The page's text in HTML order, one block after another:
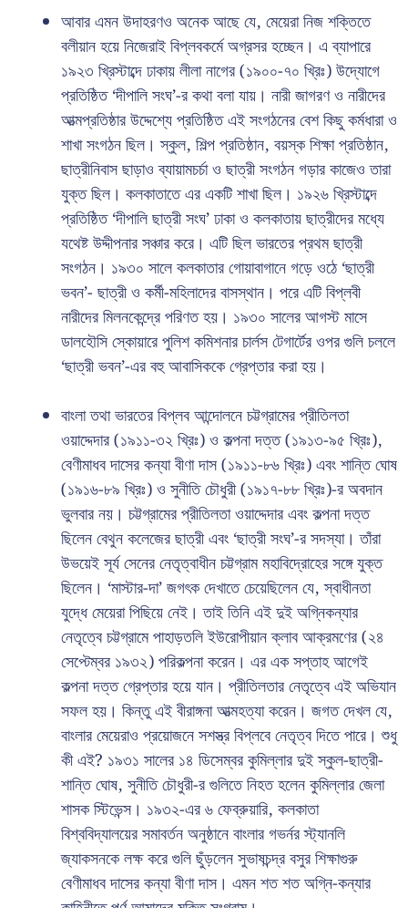
আবার এমন উদাহরণও অনেক আছে যে, মেয়েরা নিজ শক্তিতে
বলীয়ান হয়ে নিজেরাই বিপ্লবকর্মে অগ্রসর হচ্ছেন। এ ব্যাপারে
১৯২৩ খ্রিস্টাব্দে ঢাকায় লীলা নাগের (১৯০০-৭০ খ্রিঃ) উদ্যোগে
প্রতিষ্ঠিত ‘দীপালি সংঘ’-র কথা বলা যায়। নারী জাগরণ ও নারীদের
আত্মপ্রতিষ্ঠার উদ্দেশ্যে প্রতিষ্ঠিত এই সংগঠনের বেশ কিছু কর্মধারা ও
শাখা সংগঠন ছিল। স্কুল, শিল্প প্রতিষ্ঠান, বয়স্ক শিক্ষা প্রতিষ্ঠান,
ছাত্রীনিবাস ছাড়াও ব্যায়ামচর্চা ও ছাত্রী সংগঠন গড়ার কাজেও তারা
যুক্ত ছিল। কলকাতাতে এর একটি শাখা ছিল। ১৯২৬ খ্রিস্টাব্দে
প্রতিষ্ঠিত ‘দীপালি ছাত্রী সংঘ’ ঢাকা ও কলকাতায় ছাত্রীদের মধ্যে
যথেষ্ট উদ্দীপনার সঞ্চার করে। এটি ছিল ভারতের প্রথম ছাত্রী
সংগঠন। ১৯৩০ সালে কলকাতার গোয়াবাগানে গড়ে ওঠে ‘ছাত্রী
ভবন’- ছাত্রী ও কর্মী-মহিলাদের বাসস্থান। পরে এটি বিপ্লবী
নারীদের মিলনকেন্দ্রে পরিণত হয়। ১৯৩০ সালের আগস্ট মাসে
ডালহৌসি স্কোয়ারে পুলিশ কমিশনার চার্লস টেগার্টের ওপর গুলি চললে
‘ছাত্রী ভবন’-এর বহু আবাসিককে গ্রেপ্তার করা হয়।
বাংলা তথা ভারতের বিপ্লব আন্দোলনে চট্টগ্রামের প্রীতিলতা
ওয়াদ্দেদার (১৯১১-৩২ খ্রিঃ) ও কল্পনা দত্ত (১৯১৩-৯৫ খ্রিঃ),
বেণীমাধব দাসের কন্যা বীণা দাস (১৯১১-৮৬ খ্রিঃ) এবং শান্তি ঘোষ
(১৯১৬-৮৯ খ্রিঃ) ও সুনীতি চৌধুরী (১৯১৭-৮৮ খ্রিঃ)-র অবদান
ভুলবার নয়। চট্টগ্রামের প্রীতিলতা ওয়াদ্দেদার এবং কল্পনা দত্ত
ছিলেন বেথুন কলেজের ছাত্রী এবং ‘ছাত্রী সংঘ’-র সদস্যা। তাঁরা
উভয়েই সূর্য সেনের নেতৃত্বাধীন চট্টগ্রাম মহাবিদ্রোহের সঙ্গে যুক্ত
ছিলেন। ‘মাস্টার-দা’ জগৎক দেখাতে চেয়েছিলেন যে, স্বাধীনতা
যুদ্ধে মেয়েরা পিছিয়ে নেই। তাই তিনি এই দুই অগ্নিকন্যার
নেতৃত্বে চট্টগ্রামে পাহাড়তলি ইউরোপীয়ান ক্লাব আক্রমণের (২৪
সেপ্টেম্বর ১৯৩২) পরিকল্পনা করেন। এর এক সপ্তাহ আগেই
কল্পনা দত্ত গ্রেপ্তার হয়ে যান। প্রীতিলতার নেতৃত্বে এই অভিযান
সফল হয়। কিন্তু এই বীরাঙ্গনা আত্মহত্যা করেন। জগত দেখল যে,
বাংলার মেয়েরাও প্রয়োজনে সশস্ত্র বিপ্লবে নেতৃত্ব দিতে পারে। শুধু
কী এই? ১৯৩১ সালের ১৪ ডিসেম্বর কুমিল্লার দুই স্কুল-ছাত্রী-
শান্তি ঘোষ, সুনীতি চৌধুরী-র গুলিতে নিহত হলেন কুমিল্লার জেলা
শাসক স্টিভেন্স। ১৯৩২-এর ৬ ফেব্রুয়ারি, কলকাতা
বিশ্ববিদ্যালয়ের সমাবর্তন অনুষ্ঠানে বাংলার গভর্নর স্ট্যানলি
জ্যাকসনকে লক্ষ করে গুলি ছুঁড়লেন সুভাষচন্দ্র বসুর শিক্ষাগুরু
বেণীমাধব দাসের কন্যা বীণা দাস। এমন শত শত অগ্নি-কন্যার